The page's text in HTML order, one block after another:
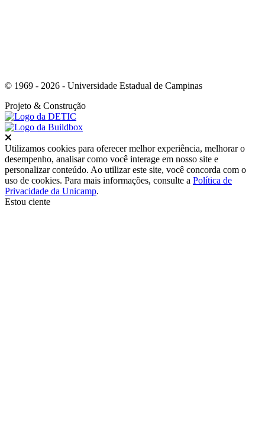
© 1969 - 2026 - Universidade Estadual de Campinas
Projeto & Construção
Utilizamos cookies para oferecer melhor experiência, melhorar o
desempenho, analisar como você interage em nosso site e
personalizar conteúdo. Ao utilizar este site, você concorda com o
uso de cookies. Para mais informações, consulte a Política de
Privacidade da Unicamp.
Estou ciente